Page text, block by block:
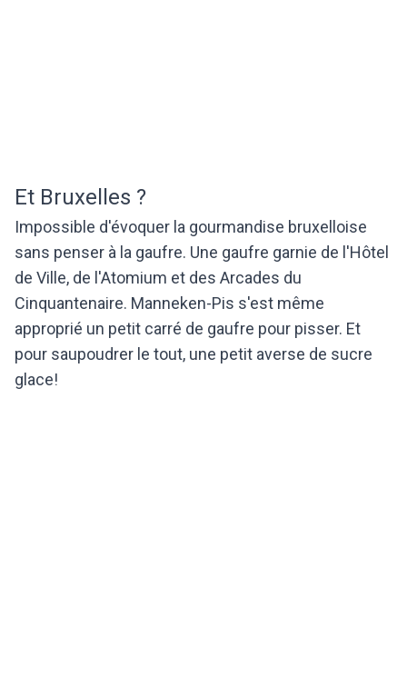
Et Bruxelles ?
Impossible d'évoquer la gourmandise bruxelloise
sans penser à la gaufre. Une gaufre garnie de l'Hôtel
de Ville, de l'Atomium et des Arcades du
Cinquantenaire. Manneken-Pis s'est même
approprié un petit carré de gaufre pour pisser. Et
pour saupoudrer le tout, une petit averse de sucre
glace!